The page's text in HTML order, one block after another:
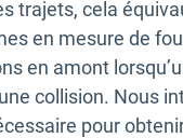
trajets, cela
en mesure de
en amont
collision. Nous
pour